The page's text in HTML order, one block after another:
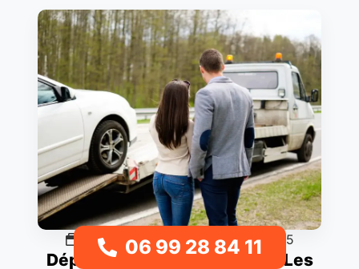
Procédures & guides 28/11/2025
Dépannage ou Remorquage : Les
06 99 28 84 11